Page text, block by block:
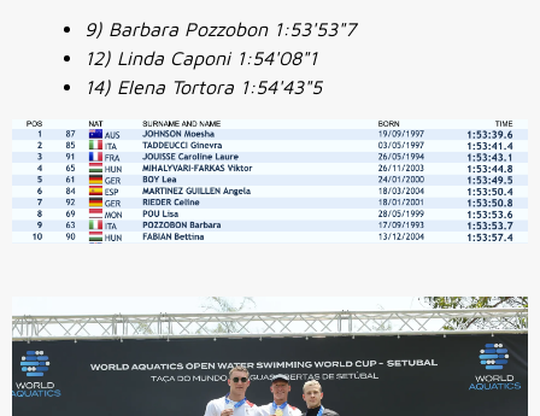
9) Barbara Pozzobon 1:53'53"7
12) Linda Caponi 1:54'08"1
14) Elena Tortora 1:54'43"5